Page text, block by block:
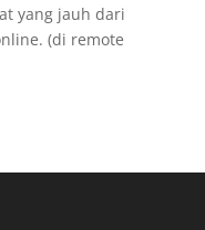
yang jauh dari
(di remote